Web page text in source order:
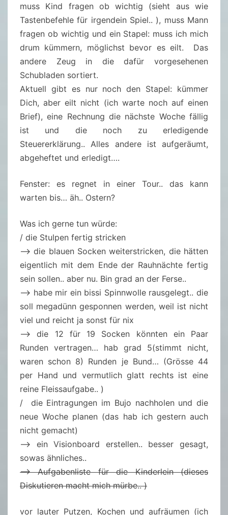
muss Kind fragen ob wichtig (sieht aus wie
Tastenbefehle für irgendein Spiel.. ), muss Mann
fragen ob wichtig und ein Stapel: muss ich mich
drum kümmern, möglichst bevor es eilt. Das
andere Zeug in die dafür vorgesehenen
Schubladen sortiert.
Aktuell gibt es nur noch den Stapel: kümmer
Dich, aber eilt nicht (ich warte noch auf einen
Brief), eine Rechnung die nächste Woche fällig
ist und die noch zu erledigende
Steuererklärung.. Alles andere ist aufgeräumt,
abgeheftet und erledigt….
Fenster: es regnet in einer Tour.. das kann
warten bis… äh.. Ostern?
Was ich gerne tun würde:
/ die Stulpen fertig stricken
–> die blauen Socken weiterstricken, die hätten
eigentlich mit dem Ende der Rauhnächte fertig
sein sollen.. aber nu. Bin grad an der Ferse..
–> habe mir ein bissi Spinnwolle rausgelegt.. die
soll megadünn gesponnen werden, weil ist nicht
viel und reicht ja sonst für nix
–> die 12 für 19 Socken könnten ein Paar
Runden vertragen… hab grad 5(stimmt nicht,
waren schon 8) Runden je Bund… (Grösse 44
per Hand und vermutlich glatt rechts ist eine
reine Fleissaufgabe.. )
/ die Eintragungen im Bujo nachholen und die
neue Woche planen (das hab ich gestern auch
nicht gemacht)
–> ein Visionboard erstellen.. besser gesagt,
sowas ähnliches..
–> Aufgabenliste für die Kinderlein (dieses
Diskutieren macht mich mürbe.. )
vor lauter Putzen, Kochen und aufräumen (ich